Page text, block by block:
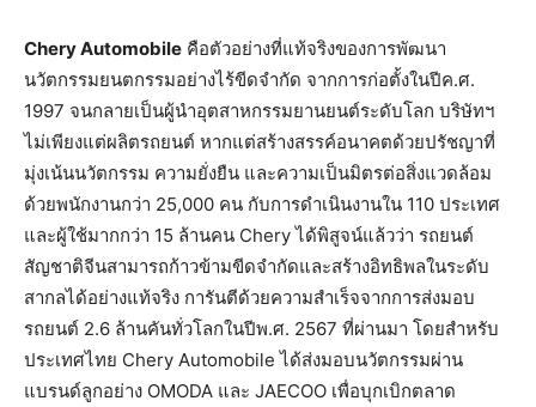
Chery Automobile คือตัวอย่างที่แท้จริงของการพัฒนา
นวัตกรรมยนตกรรมอย่างไร้ขีดจำกัด จากการก่อตั้งในปีค.ศ.
1997 จนกลายเป็นผู้นำอุตสาหกรรมยานยนต์ระดับโลก บริษัทฯ
ไม่เพียงแต่ผลิตรถยนต์ หากแต่สร้างสรรค์อนาคตด้วยปรัชญาที่
มุ่งเน้นนวัตกรรม ความยั่งยืน และความเป็นมิตรต่อสิ่งแวดล้อม
ด้วยพนักงานกว่า 25,000 คน กับการดำเนินงานใน 110 ประเทศ
และผู้ใช้มากกว่า 15 ล้านคน Chery ได้พิสูจน์แล้วว่า รถยนต์
สัญชาติจีนสามารถก้าวข้ามขีดจำกัดและสร้างอิทธิพลในระดับ
สากลได้อย่างแท้จริง การันตีด้วยความสำเร็จจากการส่งมอบ
รถยนต์ 2.6 ล้านคันทั่วโลกในปีพ.ศ. 2567 ที่ผ่านมา โดยสำหรับ
ประเทศไทย Chery Automobile ได้ส่งมอบนวัตกรรมผ่าน
แบรนด์ลูกอย่าง OMODA และ JAECOO เพื่อบุกเบิกตลาด